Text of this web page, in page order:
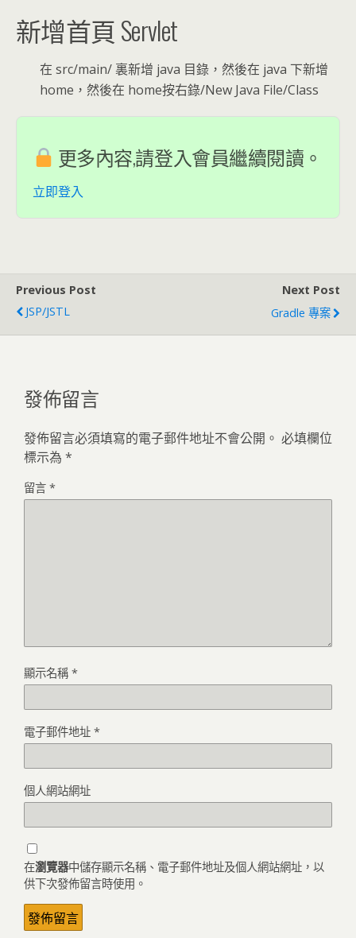
新增首頁 Servlet
在 src/main/ 裏新增 java 目錄，然後在 java 下新增
home，然後在 home按右錄/New Java File/Class
更多內容,請登入會員繼續閱讀。
立即登入
Previous Post
JSP/JSTL
Next Post
Gradle 專案
發佈留言
發佈留言必須填寫的電子郵件地址不會公開。 必填欄位
標示為 *
留言 *
顯示名稱 *
電子郵件地址 *
個人網站網址
在瀏覽器中儲存顯示名稱、電子郵件地址及個人網站網址，以
供下次發佈留言時使用。